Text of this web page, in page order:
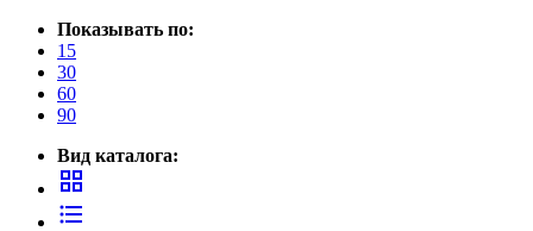
Показывать по:
15
30
60
90
Вид каталога:
grid_view
format_list_bulleted